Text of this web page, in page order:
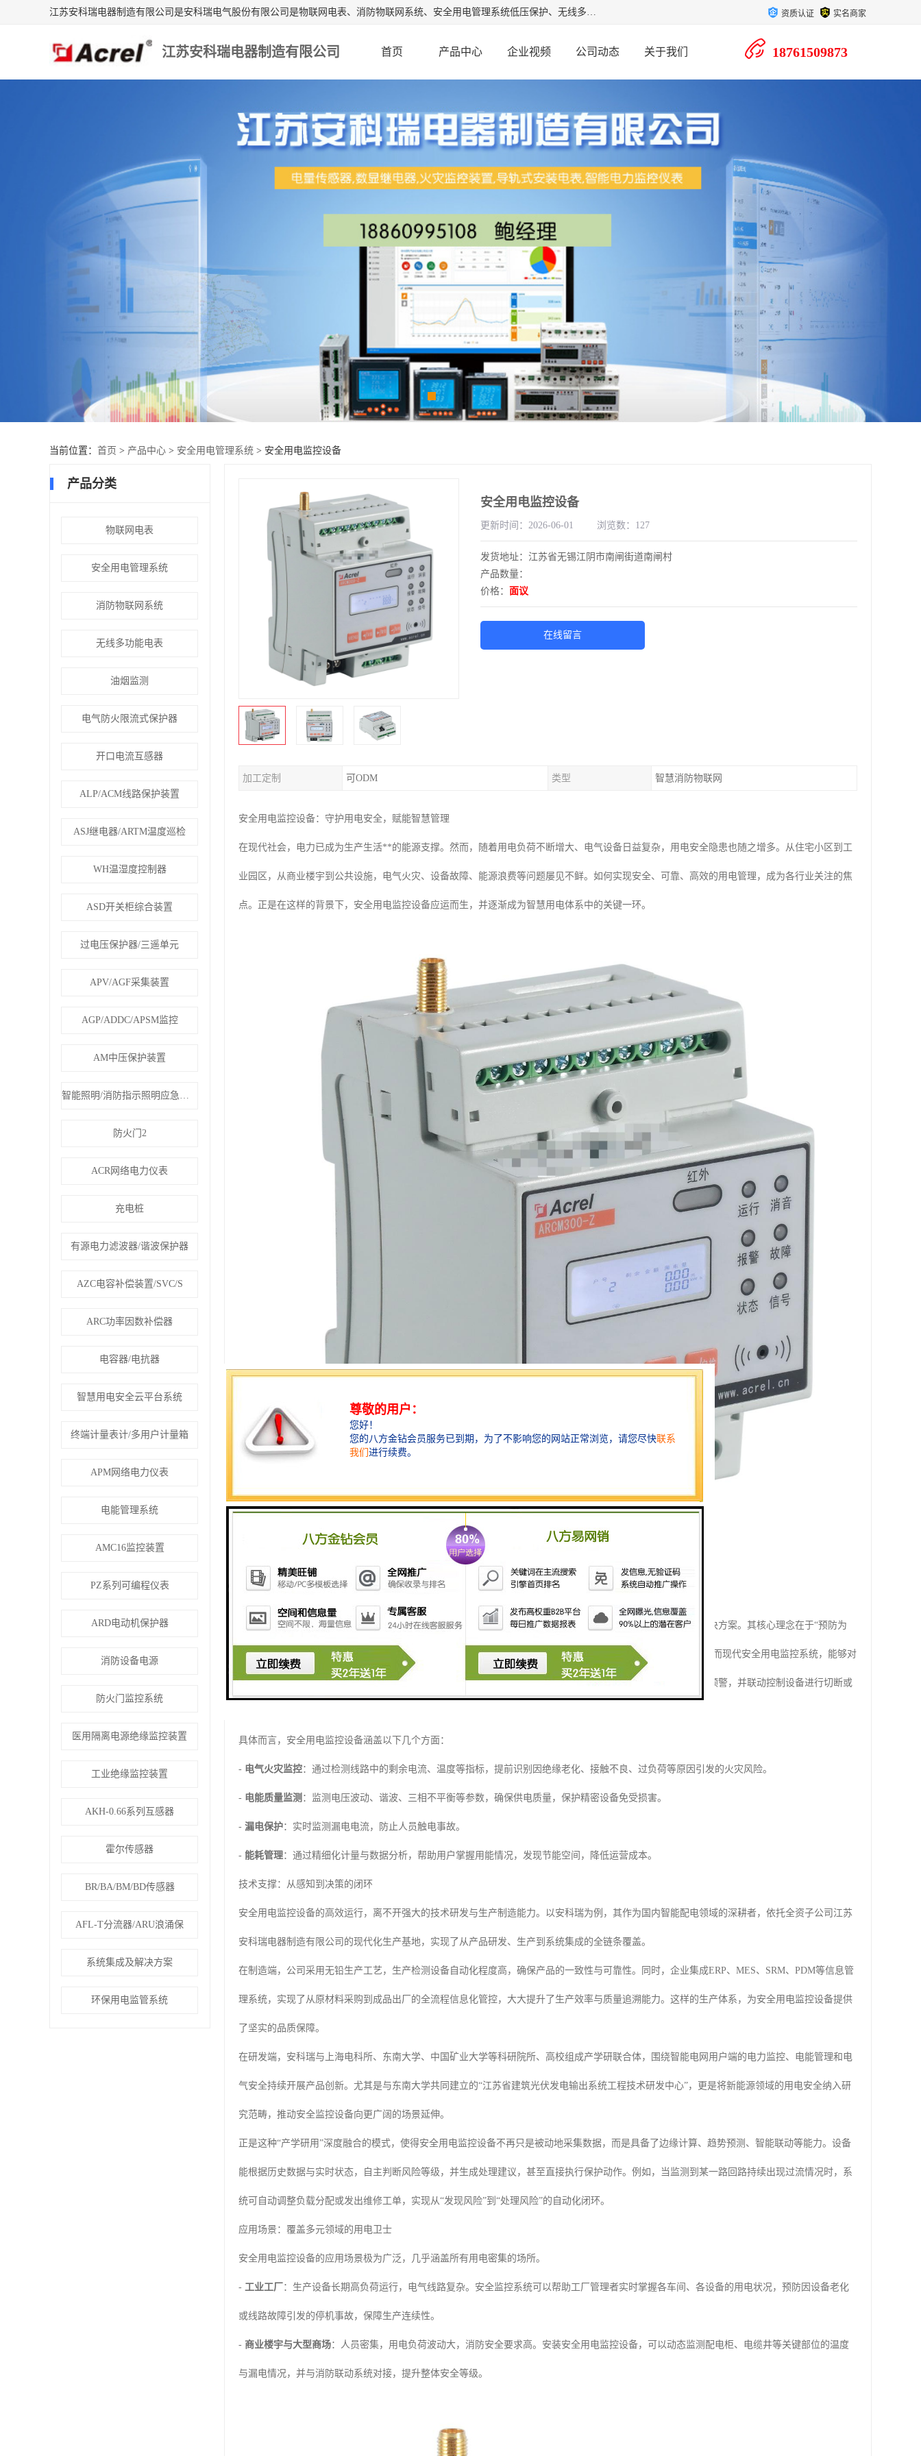
江苏安科瑞电器制造有限公司是安科瑞电气股份有限公司是物联网电表、消防物联网系统、安全用电管理系统低压保护、无线多功能电表、智能光伏等系列产品的生产基地。为客户提供可靠用电、节约用电、安全用电的完整解决方案，在智能电网用户端、新能源、物联网等前沿领域不断探索开发新产品。流箱,数显工控表,火灾监控装置。 资质认证 实名商家
江苏安科瑞电器制造有限公司 首页 产品中心 企业视频 公司动态 关于我们 18761509873
当前位置： 首页 > 产品中心 > 安全用电管理系统 > 安全用电监控设备
产品分类
物联网电表
安全用电管理系统
消防物联网系统
无线多功能电表
油烟监测
电气防火限流式保护器
开口电流互感器
ALP/ACM线路保护装置
ASJ继电器/ARTM温度巡检
WH温湿度控制器
ASD开关柜综合装置
过电压保护器/三遥单元
APV/AGF采集装置
AGP/ADDC/APSM监控
AM中压保护装置
智能照明/消防指示照明应急疏散
防火门2
ACR网络电力仪表
充电桩
有源电力滤波器/谐波保护器
AZC电容补偿装置/SVC/S
ARC功率因数补偿器
电容器/电抗器
智慧用电安全云平台系统
终端计量表计/多用户计量箱
APM网络电力仪表
电能管理系统
AMC16监控装置
PZ系列可编程仪表
ARD电动机保护器
消防设备电源
防火门监控系统
医用隔离电源绝缘监控装置
工业绝缘监控装置
AKH-0.66系列互感器
霍尔传感器
BR/BA/BM/BD传感器
AFL-T分流器/ARU浪涌保
系统集成及解决方案
环保用电监管系统
安全用电监控设备
更新时间：2026-06-01 浏览数：127
发货地址：江苏省无锡江阴市南闸街道南闸村
产品数量：
价格： 面议
在线留言
加工定制 可ODM 类型 智慧消防物联网
安全用电监控设备：守护用电安全，赋能智慧管理
在现代社会，电力已成为生产生活**的能源支撑。然而，随着用电负荷不断增大、电气设备日益复杂，用电安全隐患也随之增多。从住宅小区到工
业园区，从商业楼宇到公共设施，电气火灾、设备故障、能源浪费等问题屡见不鲜。如何实现安全、可靠、高效的用电管理，成为各行业关注的焦
点。正是在这样的背景下，安全用电监控设备应运而生，并逐渐成为智慧用电体系中的关键一环。
安全用电监控设备并非单一的产品，而是一套融合了传感技术、通信技术、数据分析与智能控制于一体的综合解决方案。其核心理念在于“预防为
主、监测前置”。传统的用电安全管理往往依赖人工巡检和事后处理，不仅效率低下，而且难以发现潜伏的隐患。而现代安全用电监控系统，能够对
电气线路中的电流、电压、漏电、温度、电弧等关键参数进行实时采集与动态分析，一旦发现异常，便立即发出预警，并联动控制设备进行切断或
具体而言，安全用电监控设备涵盖以下几个方面：
- 电气火灾监控：通过检测线路中的剩余电流、温度等指标，提前识别因绝缘老化、接触不良、过负荷等原因引发的火灾风险。
- 电能质量监测 ：监测电压波动、谐波、三相不平衡等参数，确保供电质量，保护精密设备免受损害。
- 漏电保护：实时监测漏电电流，防止人员触电事故。
- 能耗管理：通过精细化计量与数据分析，帮助用户掌握用能情况，发现节能空间，降低运营成本。
技术支撑：从感知到决策的闭环
安全用电监控设备的高效运行，离不开强大的技术研发与生产制造能力。以安科瑞为例，其作为国内智能配电领域的深耕者，依托全资子公司江苏
安科瑞电器制造有限公司的现代化生产基地，实现了从产品研发、生产到系统集成的全链条覆盖。
在制造端，公司采用无铅生产工艺，生产检测设备自动化程度高，确保产品的一致性与可靠性。同时，企业集成ERP、MES、SRM、PDM等信息管
理系统，实现了从原材料采购到成品出厂的全流程信息化管控，大大提升了生产效率与质量追溯能力。这样的生产体系，为安全用电监控设备提供
了坚实的品质保障。
在研发端，安科瑞与上海电科所、东南大学、中国矿业大学等科研院所、高校组成产学研联合体，围绕智能电网用户端的电力监控、电能管理和电
气安全持续开展产品创新。尤其是与东南大学共同建立的“江苏省建筑光伏发电输出系统工程技术研发中心”，更是将新能源领域的用电安全纳入研
究范畴，推动安全监控设备向更广阔的场景延伸。
正是这种“产学研用”深度融合的模式，使得安全用电监控设备不再只是被动地采集数据，而是具备了边缘计算、趋势预测、智能联动等能力。设备
能根据历史数据与实时状态，自主判断风险等级，并生成处理建议，甚至直接执行保护动作。例如，当监测到某一路回路持续出现过流情况时，系
统可自动调整负载分配或发出维修工单，实现从“发现风险”到“处理风险”的自动化闭环。
应用场景：覆盖多元领域的用电卫士
安全用电监控设备的应用场景极为广泛，几乎涵盖所有用电密集的场所。
- 工业工厂 ：生产设备长期高负荷运行，电气线路复杂。安全监控系统可以帮助工厂管理者实时掌握各车间、各设备的用电状况，预防因设备老化
或线路故障引发的停机事故，保障生产连续性。
- 商业楼宇与大型商场：人员密集，用电负荷波动大，消防安全要求高。安装安全用电监控设备，可以动态监测配电柜、电缆井等关键部位的温度
与漏电情况，并与消防联动系统对接，提升整体安全等级。